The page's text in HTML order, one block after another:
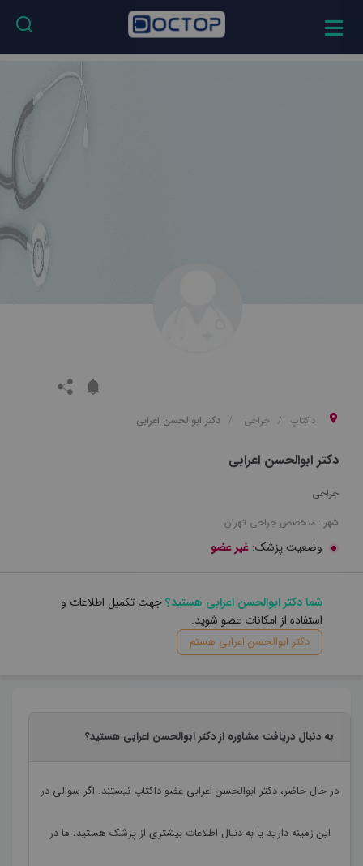
داکتاپ جراحی دکتر ابوالحسن اعرابی
دکتر ابوالحسن اعرابی
جراحی
شهر : متخصص جراحی تهران
وضعیت پزشک: غیر عضو
شما دکتر ابوالحسن اعرابی هستید؟جهت تکمیل اطلاعات و
استفاده از امکانات عضو شوید.
دکتر ابوالحسن اعرابی هستم
به دنبال دریافت مشاوره از دکتر ابوالحسن اعرابی هستید؟
در حال حاضر، دکتر ابوالحسن اعرابی عضو داکتاپ نیستند. اگر سوالی در
این زمینه دارید یا به دنبال اطلاعات بیشتری از پزشک هستید، ما در